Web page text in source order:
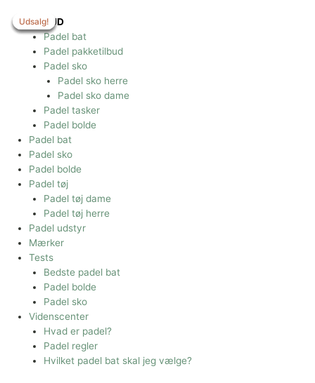
indholdet
TILBUD
Padel bat
Padel pakketilbud
Padel sko
Padel sko herre
Padel sko dame
Padel tasker
Padel bolde
Padel bat
Padel sko
Padel bolde
Padel tøj
Padel tøj dame
Padel tøj herre
Padel udstyr
Mærker
Tests
Bedste padel bat
Padel bolde
Padel sko
Videnscenter
Hvad er padel?
Padel regler
Hvilket padel bat skal jeg vælge?
Udsalg!
Udsalg!
Udsalg!
Udsalg!
Udsalg!